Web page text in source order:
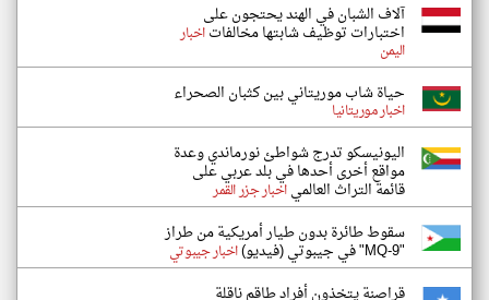
آلاف الشبان في الهند يحتجون على
اختبارات توظيف شابتها مخالفاتاخبار
اليمن
حياة شاب موريتاني بين كثبان الصحراء
اخبار موريتانيا
اليونيسكو تدرج شواطئ نورماندي وعدة
مواقع أخرى أحدها في بلد عربي على
قائمة التراث العالمياخبار جزر القمر
سقوط طائرة بدون طيار أمريكية من طراز
"MQ-9" في جيبوتي (فيديو) اخبار جيبوتي
قراصنة يتخذون أفراد طاقم ناقلة